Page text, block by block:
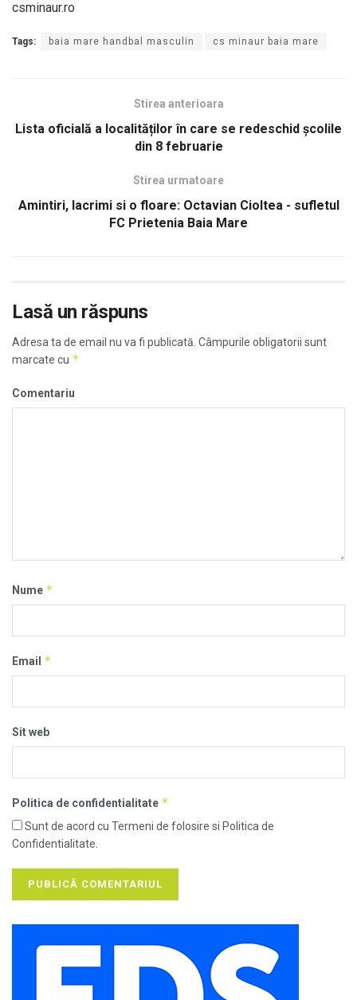
csminaur.ro
Tags: baia mare handbal masculin cs minaur baia mare
Stirea anterioara
Lista oficială a localităților în care se redeschid școlile
din 8 februarie
Stirea urmatoare
Amintiri, lacrimi si o floare: Octavian Cioltea - sufletul
FC Prietenia Baia Mare
Lasă un răspuns
Adresa ta de email nu va fi publicată. Câmpurile obligatorii sunt
marcate cu *
Comentariu
Nume *
Email *
Sit web
Politica de confidentialitate *
Sunt de acord cu Termeni de folosire si Politica de
Confidentialitate.